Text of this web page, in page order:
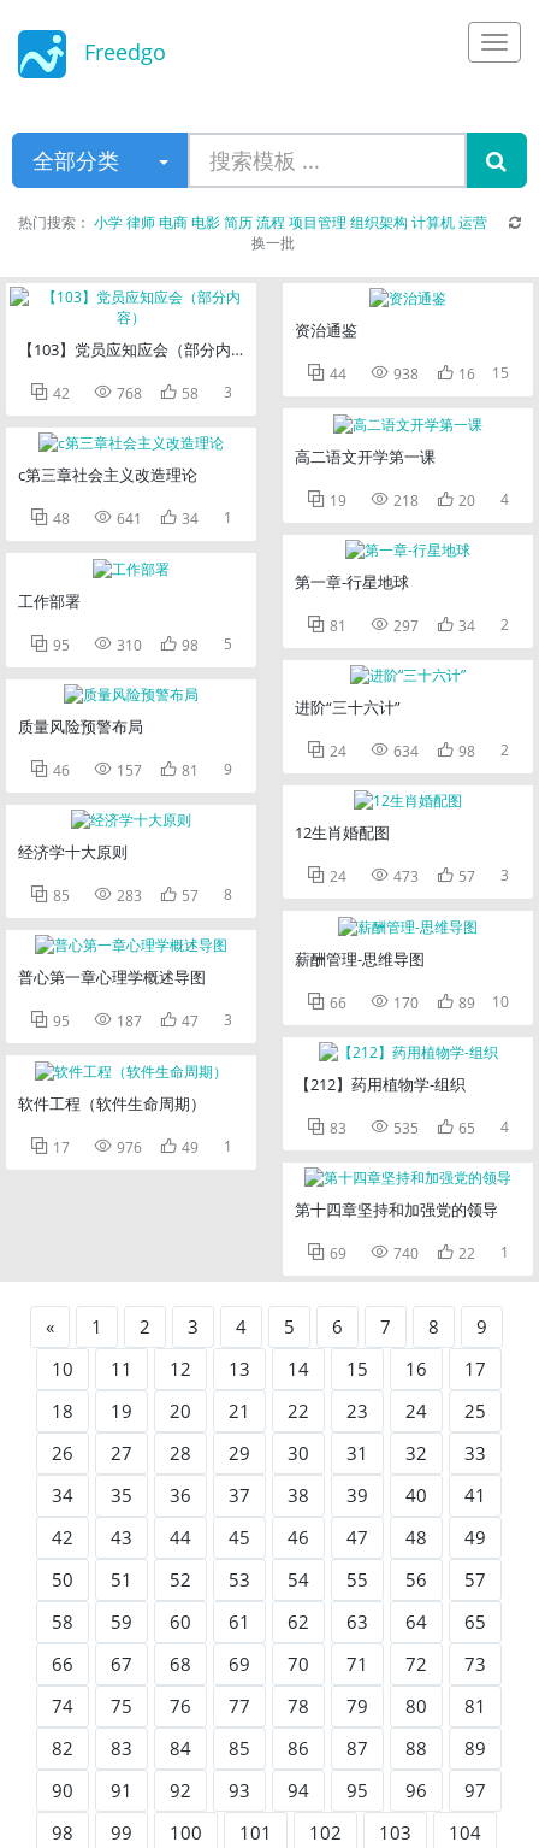
Freedgo
全部分类
热门搜索： 小学律师电商电影简历流程 项目管理 组织架构 计算机运营
换一批
【103】党员应知应会（部分内容）
 42  768  58 3
c第三章社会主义改造理论
 48  641  34 1
工作部署
 95  310  98 5
质量风险预警布局
 46  157  81 9
经济学十大原则
 85  283  57 8
普心第一章心理学概述导图
 95  187  47 3
软件工程（软件生命周期）
 17  976  49 1
资治通鉴
 44  938  16 15
高二语文开学第一课
 19  218  20 4
第一章-行星地球
 81  297  34 2
进阶“三十六计”
 24  634  98 2
12生肖婚配图
 24  473  57 3
薪酬管理-思维导图
 66  170  89 10
【212】药用植物学-组织
 83  535  65 4
第十四章坚持和加强党的领导
 69  740  22 1
« 1 2 3 4 5 6 7 8
9
10
11 12 13 14 15 16
17
18
19 20 21 22 23 24
25
26
27 28 29 30 31 32
33
34
35 36 37 38 39 40
41
42
43 44 45 46 47 48
49
50
51 52 53 54 55 56
57
58
59 60 61 62 63 64
65
66
67 68 69 70 71 72
73
74
75 76 77 78 79 80
81
82
83 84 85 86 87 88
89
90
91 92 93 94 95 96
97
98
99 100 101 102 103
104